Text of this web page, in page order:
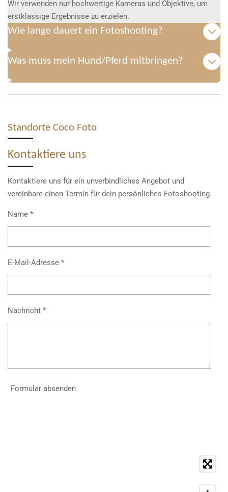
Wir verwenden nur hochwertige Kameras und Objektive, um
erstklassige Ergebnisse zu erzielen.
Wie lange dauert ein Fotoshooting?
Was muss mein Hund/Pferd mitbringen?
Standorte Coco Foto
Kontaktiere uns
Kontaktiere uns für ein unverbindliches Angebot und
vereinbare einen Termin für dein persönliches Fotoshooting.
Name *
E-Mail-Adresse *
Nachricht *
Formular absenden